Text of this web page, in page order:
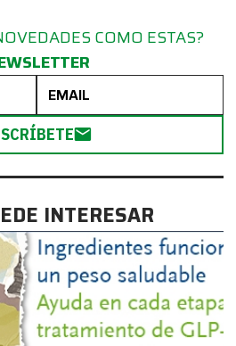
COMO ESTAS?
INTERESAR